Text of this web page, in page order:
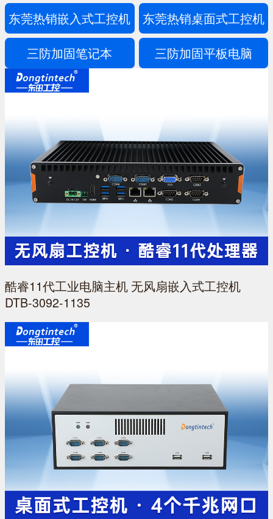
东莞热销嵌入式工控机
东莞热销桌面式工控机
三防加固笔记本
三防加固平板电脑
酷睿11代工业电脑主机 无风扇嵌入式工控机
DTB-3092-1135